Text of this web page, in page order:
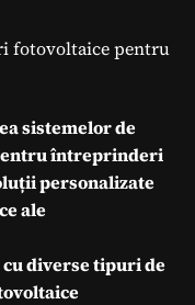
fotovoltaice pentru
sistemelor de
întreprinderi
personalizate
ale
cu diverse tipuri de